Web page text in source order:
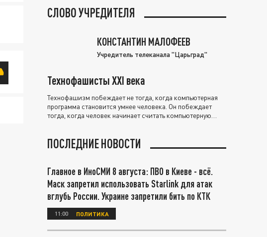
СЛОВО УЧРЕДИТЕЛЯ
КОНСТАНТИН МАЛОФЕЕВ
Учредитель телеканала "Царьград"
Технофашисты XXI века
Технофашизм побеждает не тогда, когда компьютерная
программа становится умнее человека. Он побеждает
тогда, когда человек начинает считать компьютерную
ПОСЛЕДНИЕ НОВОСТИ
Главное в ИноСМИ 8 августа: ПВО в Киеве - всё.
Маск запретил использовать Starlink для атак
вглубь России. Украине запретили бить по КТК
11:00 ПОЛИТИКА